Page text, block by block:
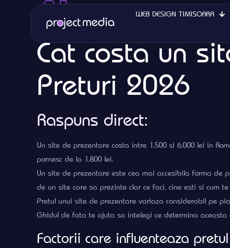
WEB DESIGN TIMISOARA
Cat costa un
Preturi 2026
Raspuns direct:
Un site de prezentare costa intre 1.500 si 6.000 lei in
pornesc de la 1.800 lei.
Un site de prezentare este cea mai accesibila forma de
de un site care sa prezinte clar ce faci, cine esti si cum
Pretul unui site de prezentare variaza considerabil pe
Ghidul de fata te ajuta sa intelegi ce determina
Factorii care influenteaza